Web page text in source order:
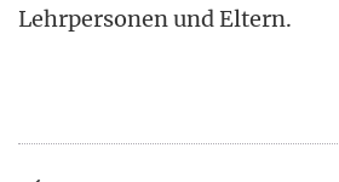
Lehrpersonen und Eltern.